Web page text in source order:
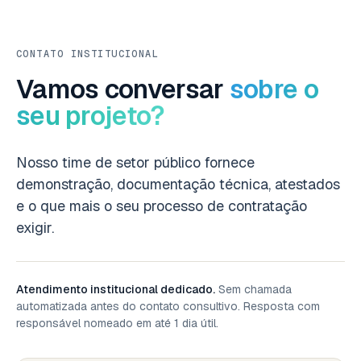
CONTATO INSTITUCIONAL
Vamos conversar sobre o
seu projeto?
Nosso time de setor público fornece
demonstração, documentação técnica, atestados
e o que mais o seu processo de contratação
exigir.
Atendimento institucional dedicado. Sem chamada
automatizada antes do contato consultivo. Resposta com
responsável nomeado em até 1 dia útil.